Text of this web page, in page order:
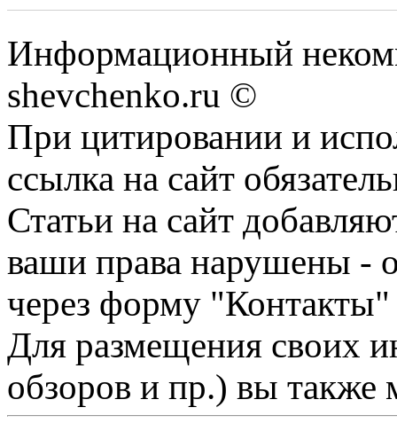
Информационный
shevchenko.ru ©
При цитировании и
ссылка на сайт
Статьи на сайт
ваши права нарушены -
через форму "Контакты"
Для размещения своих
обзоров и пр.) вы также